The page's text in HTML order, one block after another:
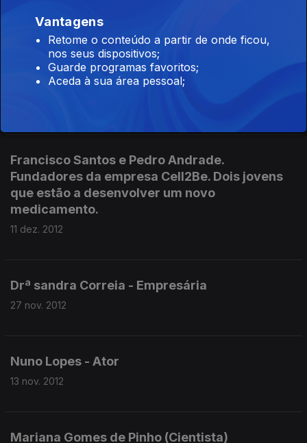
08 jan. 2013
Joana Carneiro
Francisco Santos e Pedro Andrade.
Fundadores da empresa Cell2Be. Dois jovens
que estão a desenvolver um novo
medicamento.
11 dez. 2012
Drª sandra Correia - Empresária
27 nov. 2012
Nuno Lopes - Ator
13 nov. 2012
Mariana Gomes de Pinho (Cientista)
Vantagens
Retome o conteúdo a partir de onde ficou,
nos seus dispositivos;
Guarde programas favoritos;
Aceda à sua área pessoal;